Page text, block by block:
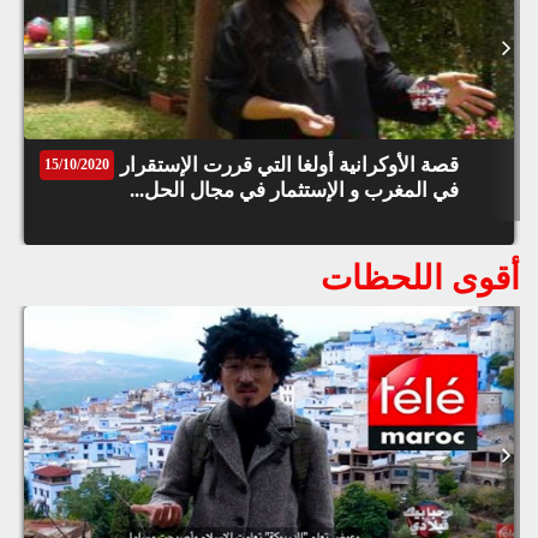
15/10/2020
قصة الأوكرانية أولغا التي قررت الإستقرار
في المغرب و الإستثمار في مجال الحل...
أقوى اللحظات